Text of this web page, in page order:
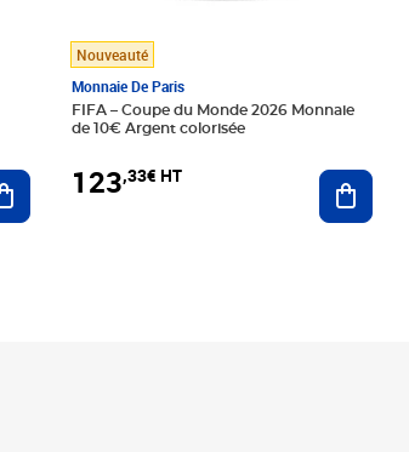
Ajouter au panier
Nouveauté
Monnaie De Paris
FIFA – Coupe du Monde 2026 Monnaie
de 10€ Argent colorisée
123,33€ HT